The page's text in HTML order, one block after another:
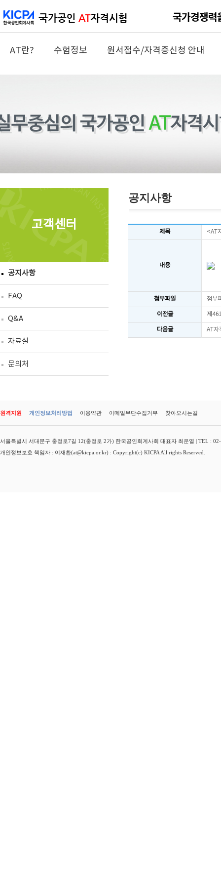
AT란? 수험정보 원서접수/자격증신청 안내
고객센터
공지사항
FAQ
Q&A
자료실
문의처
공지사항
제목 <AT
내용
첨부파일 첨부
이전글 제46
다음글 AT자
원격지원 개인정보처리방법 이용약관 이메일무단수집거부 찾아오시는길
서울특별시 서대문구 충정로7길 12(충정로 2가) 한국공인회계사회 대표자 최운열 | TEL :
개인정보보호 책임자 : 이재환(at@kicpa.or.kr) : Copyright(c) KICPA All rights Reserved.